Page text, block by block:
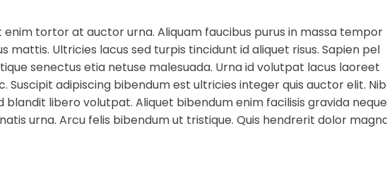
enim tortor at auctor urna. Aliquam faucibus purus in massa tempor
mattis. Ultricies lacus sed turpis tincidunt id aliquet risus. Sapien pel
senectus etia netuse malesuada. Urna id volutpat lacus laoreet
Suscipit adipiscing bibendum est ultricies integer quis auctor elit.
libero volutpat. Aliquet bibendum enim facilisis gravida neque
urna. Arcu felis bibendum ut tristique. Quis hendrerit dolor